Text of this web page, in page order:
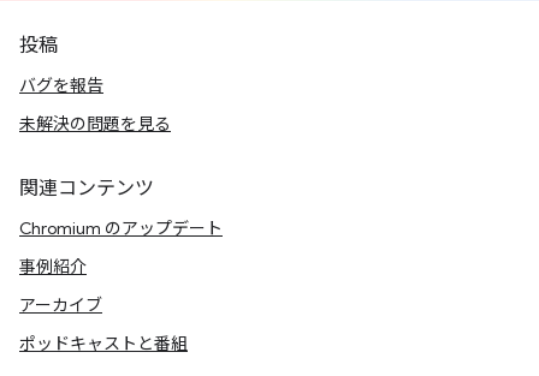
投稿
バグを報告
未解決の問題を見る
関連コンテンツ
Chromium のアップデート
事例紹介
アーカイブ
ポッドキャストと番組